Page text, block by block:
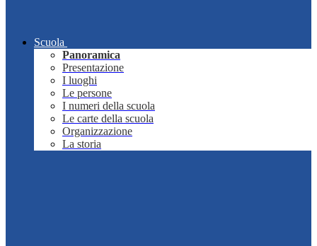
Scuola
Panoramica
Presentazione
I luoghi
Le persone
I numeri della scuola
Le carte della scuola
Organizzazione
La storia